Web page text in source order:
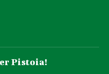
Pistoia!